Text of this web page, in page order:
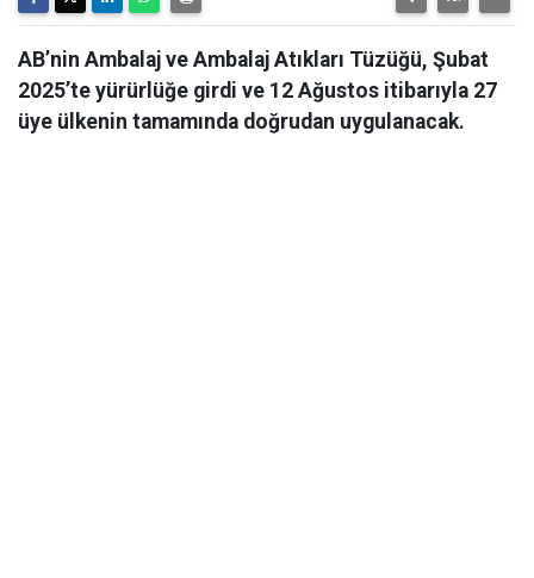
AB’nin Ambalaj ve Ambalaj Atıkları Tüzüğü, Şubat
2025’te yürürlüğe girdi ve 12 Ağustos itibarıyla 27
üye ülkenin tamamında doğrudan uygulanacak.